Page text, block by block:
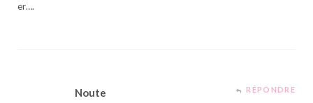
er….
Noute RÉPONDRE